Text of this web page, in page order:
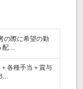
の際に希望の勤
配…
各種手当＋賞与